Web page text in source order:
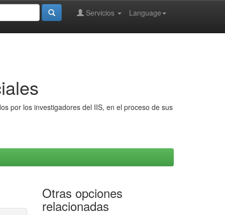
Language
Servicios
por los investigadores del IIS, en el proceso de sus
Otras opciones
relacionadas